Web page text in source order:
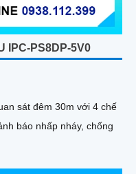
IPC-PS8DP-5V0
sát đêm 30m với 4 chế
báo nhấp nháy, chống